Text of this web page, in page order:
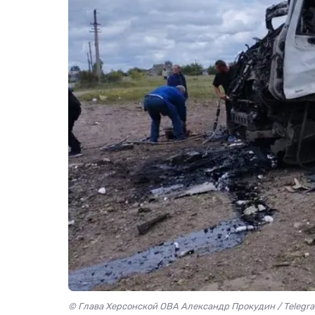
© Глава Херсонской ОВА Александр Прокудин /